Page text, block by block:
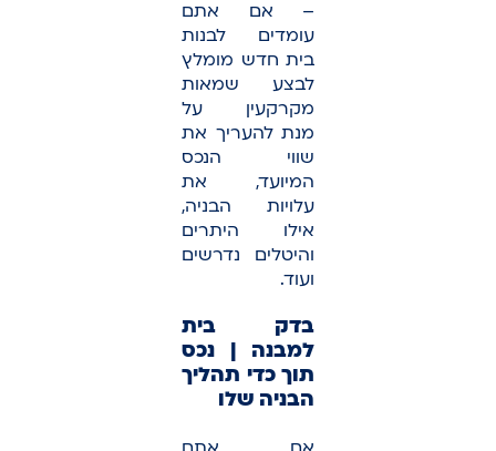
– אם אתם
עומדים לבנות
בית חדש מומלץ
לבצע שמאות
מקרקעין על
מנת להעריך את
שווי הנכס
המיועד, את
עלויות הבניה,
אילו היתרים
והיטלים נדרשים
ועוד.
בדק בית
למבנה | נכס
תוך כדי תהליך
הבניה שלו